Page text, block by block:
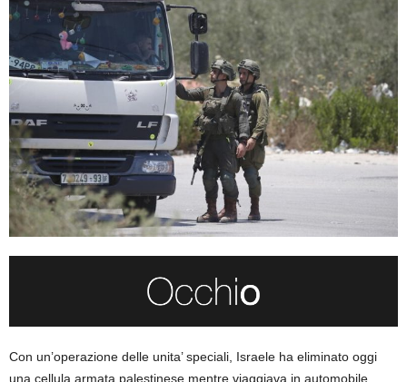
Con un’operazione delle unita’ speciali, Israele ha eliminato oggi
una cellula armata palestinese mentre viaggiava in automobile